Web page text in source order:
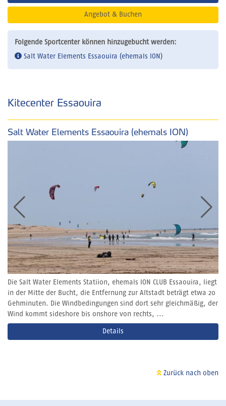
Angebot & Buchen
Folgende Sportcenter können hinzugebucht werden:
Salt Water Elements Essaouira (ehemals ION)
Kitecenter Essaouira
Salt Water Elements Essaouira (ehemals ION)
Die Salt Water Elements Statiion, ehemals ION CLUB Essaouira, liegt
in der Mitte der Bucht, die Entfernung zur Altstadt beträgt etwa 20
Gehminuten. Die Windbedingungen sind dort sehr gleichmäßig, der
Wind kommt sideshore bis onshore von rechts, ...
Details
Zurück nach oben